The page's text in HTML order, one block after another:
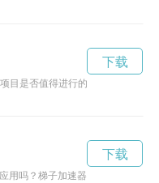
目是否值得进行的重要指标，提
下载
用吗？梯子加速器app可以帮助
下载